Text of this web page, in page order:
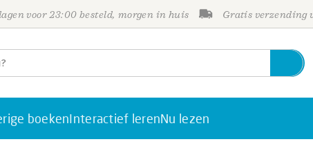
voor 23:00 besteld, morgen in huis Gratis verzending
boekenInteractief lerenNu lezen